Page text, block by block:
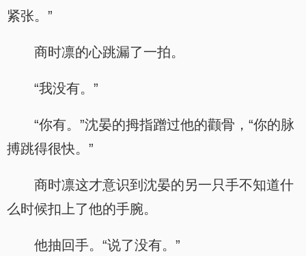
紧张。”
商时凛的心跳漏了一拍。
“我没有。”
“你有。”沈晏的拇指蹭过他的颧骨，“你的脉
搏跳得很快。”
商时凛这才意识到沈晏的另一只手不知道什
么时候扣上了他的手腕。
他抽回手。“说了没有。”